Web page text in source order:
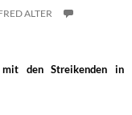
ALTER
den Streikenden in